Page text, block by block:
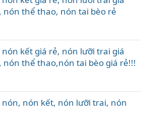
nón thể thao, nón tai bèo rẻ
nón kết giá rẻ, nón lưỡi trai giá
nón thể thao,nón tai bèo giá rẻ!!!
nón, nón kết, nón lưỡi trai, nón